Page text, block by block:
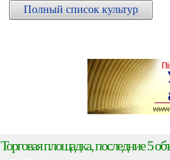
Полный список культур
Торговая площадка, последние 5